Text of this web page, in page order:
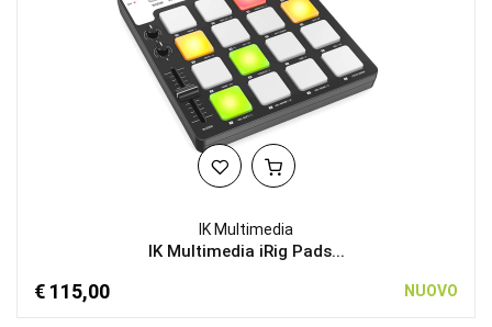
IK Multimedia
IK Multimedia iRig Pads...
€ 115,00 NUOVO